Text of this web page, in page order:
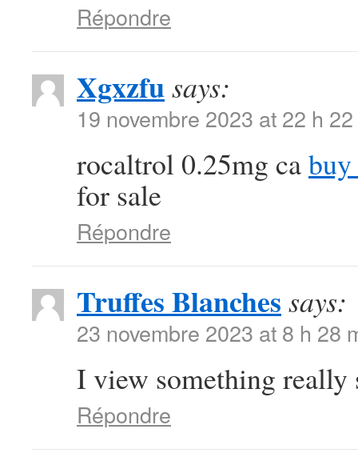
Répondre
Xgxzfusays:
19 novembre 2023 at 22 h
rocaltrol 0.25mg cabuy
for sale
Répondre
Truffes Blanches says:
23 novembre 2023 at 8 h 28
I view something really
Répondre